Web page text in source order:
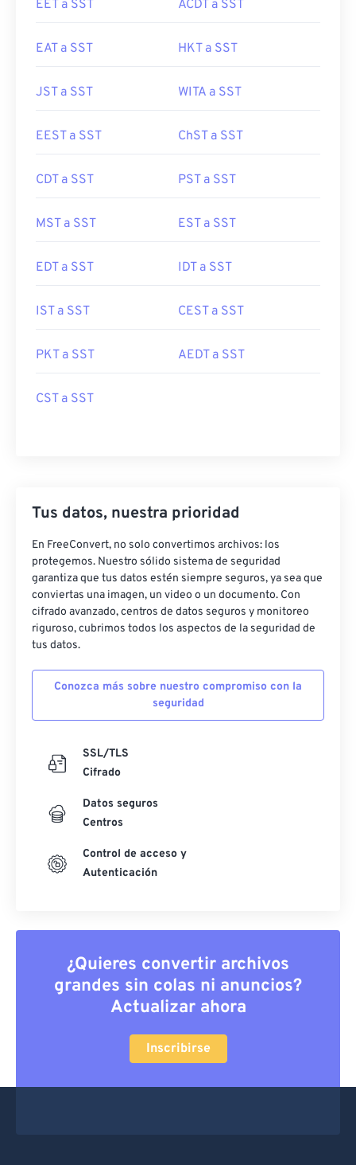
EET a SST ACDT a SST
EAT a SST HKT a SST
JST a SST WITA a SST
EEST a SST ChST a SST
CDT a SST PST a SST
MST a SST EST a SST
EDT a SST IDT a SST
IST a SST CEST a SST
PKT a SST AEDT a SST
CST a SST
Tus datos, nuestra prioridad
En FreeConvert, no solo convertimos archivos: los
protegemos. Nuestro sólido sistema de seguridad
garantiza que tus datos estén siempre seguros, ya sea que
conviertas una imagen, un video o un documento. Con
cifrado avanzado, centros de datos seguros y monitoreo
riguroso, cubrimos todos los aspectos de la seguridad de
tus datos.
Conozca más sobre nuestro compromiso con la
seguridad
SSL/TLS
Cifrado
Datos seguros
Centros
Control de acceso y
Autenticación
¿Quieres convertir archivos
grandes sin colas ni anuncios?
Actualizar ahora
Inscribirse